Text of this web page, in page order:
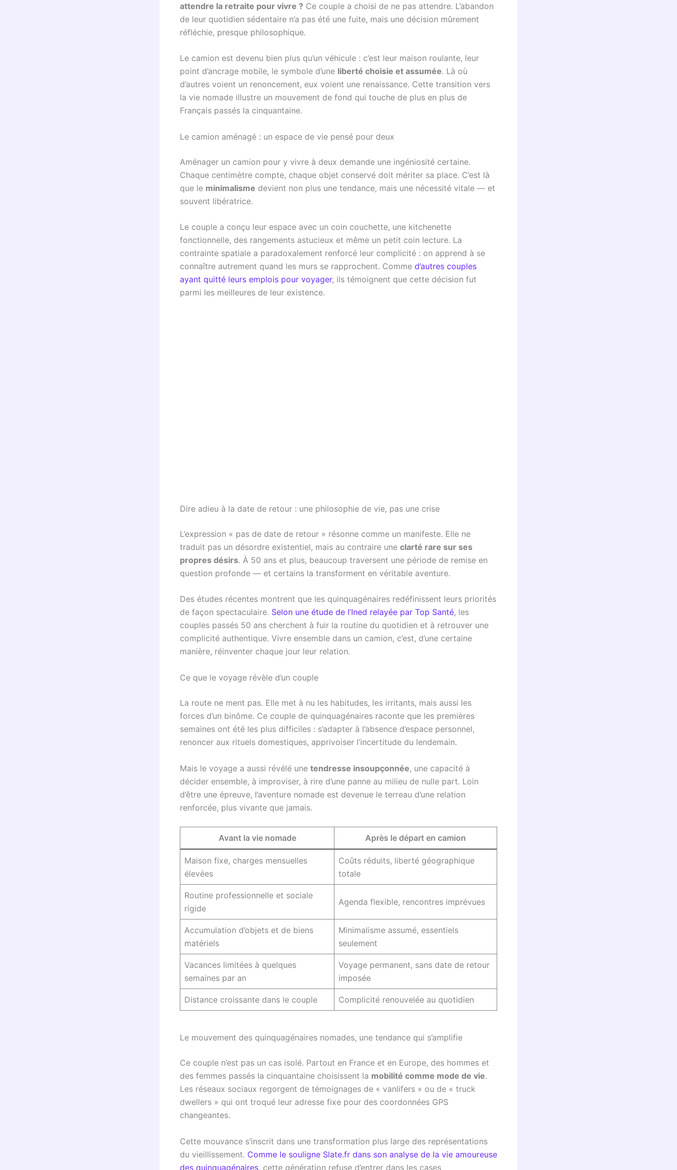
attendre la retraite pour vivre ? Ce couple a choisi de ne pas attendre. L’abandon
de leur quotidien sédentaire n’a pas été une fuite, mais une décision mûrement
réfléchie, presque philosophique.
Le camion est devenu bien plus qu’un véhicule : c’est leur maison roulante, leur
point d’ancrage mobile, le symbole d’une liberté choisie et assumée. Là où
d’autres voient un renoncement, eux voient une renaissance. Cette transition vers
la vie nomade illustre un mouvement de fond qui touche de plus en plus de
Français passés la cinquantaine.
Le camion aménagé : un espace de vie pensé pour deux
Aménager un camion pour y vivre à deux demande une ingéniosité certaine.
Chaque centimètre compte, chaque objet conservé doit mériter sa place. C’est là
que le minimalisme devient non plus une tendance, mais une nécessité vitale — et
souvent libératrice.
Le couple a conçu leur espace avec un coin couchette, une kitchenette
fonctionnelle, des rangements astucieux et même un petit coin lecture. La
contrainte spatiale a paradoxalement renforcé leur complicité : on apprend à se
connaître autrement quand les murs se rapprochent. Comme d’autres couples
ayant quitté leurs emplois pour voyager, ils témoignent que cette décision fut
parmi les meilleures de leur existence.
Dire adieu à la date de retour : une philosophie de vie, pas une crise
L’expression « pas de date de retour » résonne comme un manifeste. Elle ne
traduit pas un désordre existentiel, mais au contraire une clarté rare sur ses
propres désirs. À 50 ans et plus, beaucoup traversent une période de remise en
question profonde — et certains la transforment en véritable aventure.
Des études récentes montrent que les quinquagénaires redéfinissent leurs priorités
de façon spectaculaire. Selon une étude de l’Ined relayée par Top Santé, les
couples passés 50 ans cherchent à fuir la routine du quotidien et à retrouver une
complicité authentique. Vivre ensemble dans un camion, c’est, d’une certaine
manière, réinventer chaque jour leur relation.
Ce que le voyage révèle d’un couple
La route ne ment pas. Elle met à nu les habitudes, les irritants, mais aussi les
forces d’un binôme. Ce couple de quinquagénaires raconte que les premières
semaines ont été les plus difficiles : s’adapter à l’absence d’espace personnel,
renoncer aux rituels domestiques, apprivoiser l’incertitude du lendemain.
Mais le voyage a aussi révélé une tendresse insoupçonnée, une capacité à
décider ensemble, à improviser, à rire d’une panne au milieu de nulle part. Loin
d’être une épreuve, l’aventure nomade est devenue le terreau d’une relation
renforcée, plus vivante que jamais.
Avant la vie nomade Après le départ en camion
Maison fixe, charges mensuelles
élevées
Coûts réduits, liberté géographique
totale
Routine professionnelle et sociale
rigide
Agenda flexible, rencontres imprévues
Accumulation d’objets et de biens
matériels
Minimalisme assumé, essentiels
seulement
Vacances limitées à quelques
semaines par an
Voyage permanent, sans date de retour
imposée
Distance croissante dans le couple Complicité renouvelée au quotidien
Le mouvement des quinquagénaires nomades, une tendance qui s’amplifie
Ce couple n’est pas un cas isolé. Partout en France et en Europe, des hommes et
des femmes passés la cinquantaine choisissent la mobilité comme mode de vie.
Les réseaux sociaux regorgent de témoignages de « vanlifers » ou de « truck
dwellers » qui ont troqué leur adresse fixe pour des coordonnées GPS
changeantes.
Cette mouvance s’inscrit dans une transformation plus large des représentations
du vieillissement. Comme le souligne Slate.fr dans son analyse de la vie amoureuse
des quinquagénaires, cette génération refuse d’entrer dans les cases